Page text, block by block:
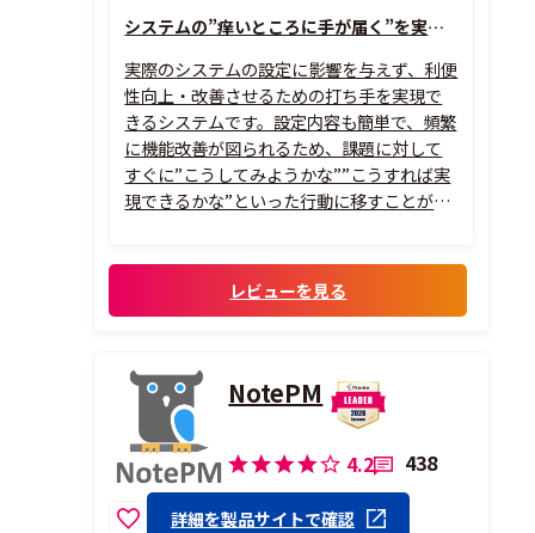
システムの”痒いところに手が届く”を実現する仕組み
実際のシステムの設定に影響を与えず、利便
性向上・改善させるための打ち手を実現で
きるシステムです。設定内容も簡単で、頻繁
に機能改善が図られるため、課題に対して
すぐに”こうしてみようかな””こうすれば実
現できるかな”といった行動に移すことがで
レビューを見る
NotePM
4.2 438
詳細を製品サイトで確認